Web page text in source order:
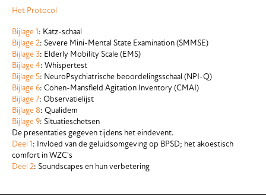
Het Protocol
Bijlage 1: Katz-schaal
Bijlage 2: Severe Mini-Mental State Examination (SMMSE)
Bijlage 3: Elderly Mobility Scale (EMS)
Bijlage 4: Whispertest
Bijlage 5: NeuroPsychiatrische beoordelingsschaal (NPI-Q)
Bijlage 6: Cohen-Mansfield Agitation Inventory (CMAI)
Bijlage 7: Observatielijst
Bijlage 8: Qualidem
Bijlage 9: Situatieschetsen
De presentaties gegeven tijdens het eindevent.
Deel 1: Invloed van de geluidsomgeving op BPSD; het akoestisch
comfort in WZC's
Deel 2: Soundscapes en hun verbetering